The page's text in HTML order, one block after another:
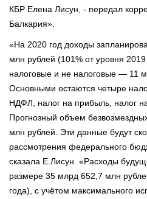
КБР Елена Лисун, - передал
Балкария».
«На 2020 год доходы
млн рублей (101% от уровня
налоговые и не налоговые — 11
Основными остаются четыре
НДФЛ, налог на прибыль, налог
Прогнозный объем
млн рублей. Эти данные будут
рассмотрения федерального
сказала Е.Лисун. «Расходы
размере 35 млрд 652,7 млн
года), с учётом максимального